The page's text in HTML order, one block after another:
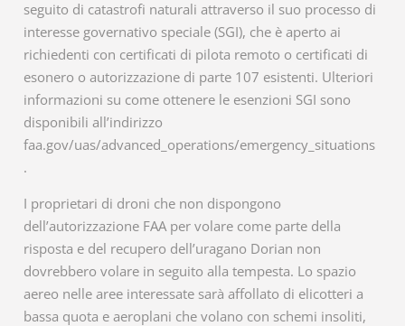
seguito di catastrofi naturali attraverso il suo processo di
interesse governativo speciale (SGI), che è aperto ai
richiedenti con certificati di pilota remoto o certificati di
esonero o autorizzazione di parte 107 esistenti. Ulteriori
informazioni su come ottenere le esenzioni SGI sono
disponibili all’indirizzo
faa.gov/uas/advanced_operations/emergency_situations
.
I proprietari di droni che non dispongono
dell’autorizzazione FAA per volare come parte della
risposta e del recupero dell’uragano Dorian non
dovrebbero volare in seguito alla tempesta. Lo spazio
aereo nelle aree interessate sarà affollato di elicotteri a
bassa quota e aeroplani che volano con schemi insoliti,